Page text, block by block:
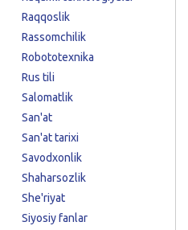
Raqqoslik
Rassomchilik
Robototexnika
Rus tili
Salomatlik
San'at
San'at tarixi
Savodxonlik
Shaharsozlik
She'riyat
Siyosiy fanlar